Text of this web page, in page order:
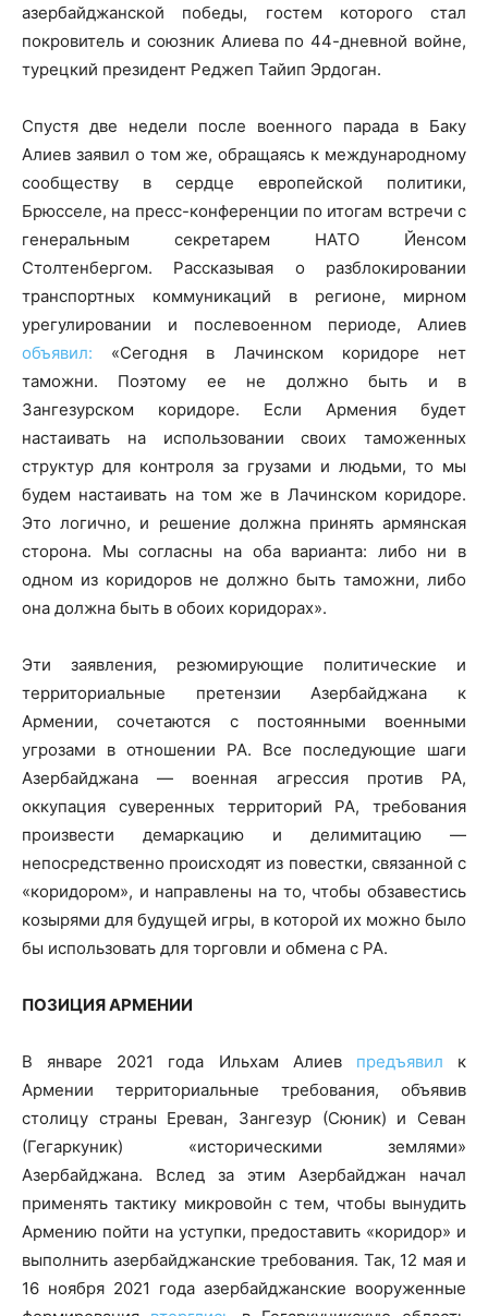
азербайджанской победы, гостем которого стал
покровитель и союзник Алиева по 44-дневной войне,
турецкий президент Реджеп Тайип Эрдоган.
Спустя две недели после военного парада в Баку
Алиев заявил о том же, обращаясь к международному
сообществу в сердце европейской политики,
Брюсселе, на пресс-конференции по итогам встречи с
генеральным секретарем НАТО Йенсом
Столтенбергом. Рассказывая о разблокировании
транспортных коммуникаций в регионе, мирном
урегулировании и послевоенном периоде, Алиев
объявил: «Сегодня в Лачинском коридоре нет
таможни. Поэтому ее не должно быть и в
Зангезурском коридоре. Если Армения будет
настаивать на использовании своих таможенных
структур для контроля за грузами и людьми, то мы
будем настаивать на том же в Лачинском коридоре.
Это логично, и решение должна принять армянская
сторона. Мы согласны на оба варианта: либо ни в
одном из коридоров не должно быть таможни, либо
она должна быть в обоих коридорах».
Эти заявления, резюмирующие политические и
территориальные претензии Азербайджана к
Армении, сочетаются с постоянными военными
угрозами в отношении РА. Все последующие шаги
Азербайджана — военная агрессия против РА,
оккупация суверенных территорий РА, требования
произвести демаркацию и делимитацию —
непосредственно происходят из повестки, связанной с
«коридором», и направлены на то, чтобы обзавестись
козырями для будущей игры, в которой их можно было
бы использовать для торговли и обмена с РА.
ПОЗИЦИЯ АРМЕНИИ
В январе 2021 года Ильхам Алиев предъявил к
Армении территориальные требования, объявив
столицу страны Ереван, Зангезур (Сюник) и Севан
(Гегаркуник) «историческими землями»
Азербайджана. Вслед за этим Азербайджан начал
применять тактику микровойн с тем, чтобы вынудить
Армению пойти на уступки, предоставить «коридор» и
выполнить азербайджанские требования. Так, 12 мая и
16 ноября 2021 года азербайджанские вооруженные